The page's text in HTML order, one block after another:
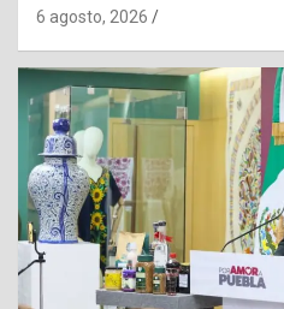
6 agosto, 2026